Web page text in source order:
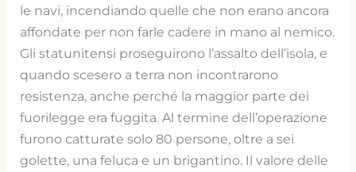
le navi, incendiando quelle che non erano ancora
affondate per non farle cadere in mano al nemico.
Gli statunitensi proseguirono l’assalto dell’isola, e
quando scesero a terra non incontrarono
resistenza, anche perché la maggior parte dei
fuorilegge era fuggita. Al termine dell’operazione
furono catturate solo 80 persone, oltre a sei
golette, una feluca e un brigantino. Il valore delle